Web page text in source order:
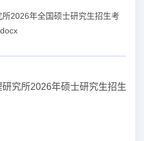
2026年全国硕士研究生招生考
究所2026年硕士研究生招生